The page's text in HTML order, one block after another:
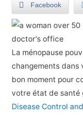
Facebook
La ménopause
changements dans
bon moment pour
votre état de santé
Disease Control